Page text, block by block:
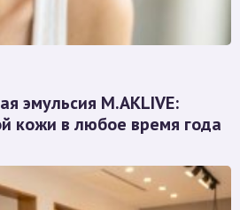
эмульсия M.AKLIVE:
кожи в любое время года